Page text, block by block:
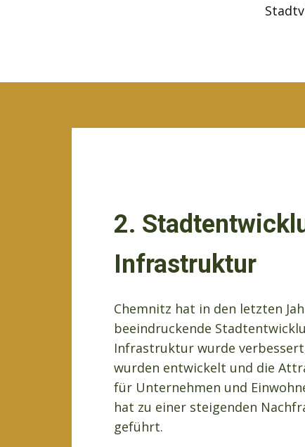
2.
Infrastruktur
Chemnitz hat in den letzten
beeindruckende
Infrastruktur wurde
wurden entwickelt und die
für Unternehmen und
hat zu einer steigenden
geführt.